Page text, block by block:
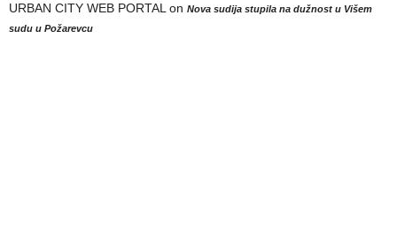
URBAN CITY WEB PORTAL on Nova sudija stupila na dužnost u Višem
sudu u Požarevcu